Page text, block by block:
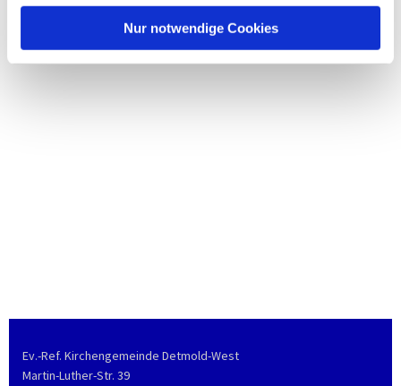
Nur notwendige Cookies
Ev.-Ref. Kirchengemeinde Detmold-West
Martin-Luther-Str. 39